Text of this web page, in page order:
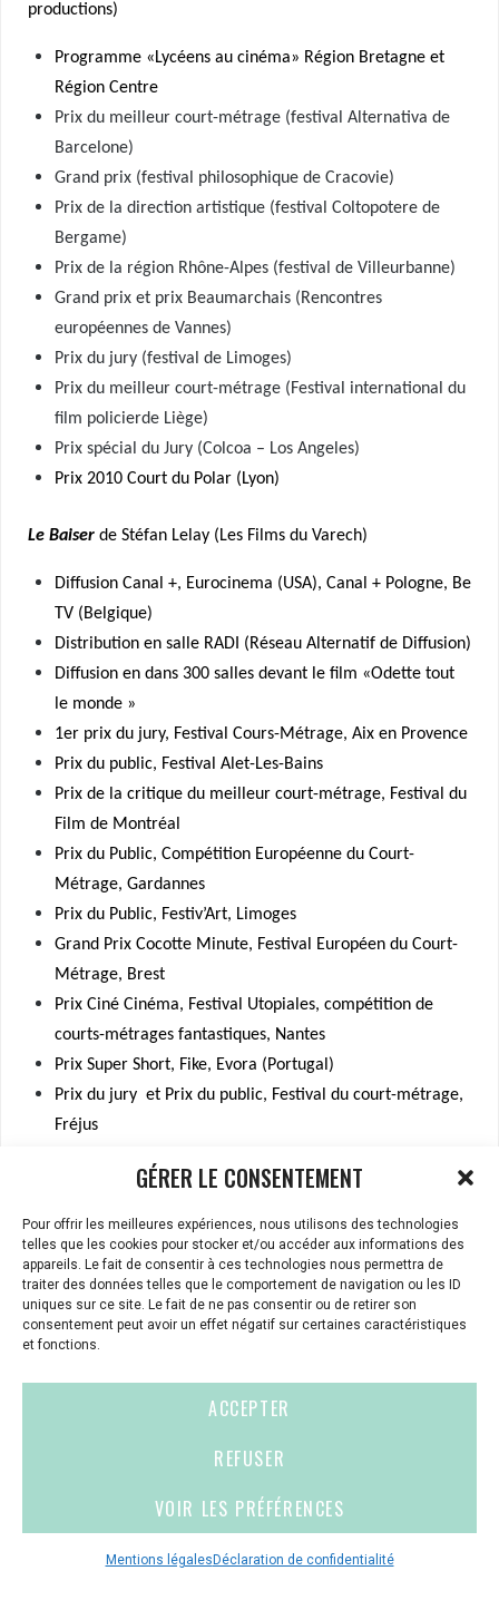
GÉRER LE CONSENTEMENT
Pour offrir les meilleures expériences, nous utilisons des technologies
telles que les cookies pour stocker et/ou accéder aux informations des
appareils. Le fait de consentir à ces technologies nous permettra de
traiter des données telles que le comportement de navigation ou les ID
uniques sur ce site. Le fait de ne pas consentir ou de retirer son
consentement peut avoir un effet négatif sur certaines caractéristiques
et fonctions.
ACCEPTER
REFUSER
VOIR LES PRÉFÉRENCES
Mentions légales Déclaration de confidentialité
productions)
Programme «Lycéens au cinéma» Région Bretagne et
Région Centre
Prix du meilleur court-métrage (festival Alternativa de
Barcelone)
Grand prix (festival philosophique de Cracovie)
Prix de la direction artistique (festival Coltopotere de
Bergame)
Prix de la région Rhône-Alpes (festival de Villeurbanne)
Grand prix et prix Beaumarchais (Rencontres
européennes de Vannes)
Prix du jury (festival de Limoges)
Prix du meilleur court-métrage (Festival international du
film policierde Liège)
Prix spécial du Jury (Colcoa – Los Angeles)
Prix 2010 Court du Polar (Lyon)
Le Baiser de Stéfan Lelay (Les Films du Varech)
Diffusion Canal +, Eurocinema (USA), Canal + Pologne, Be
TV (Belgique)
Distribution en salle RADI (Réseau Alternatif de Diffusion)
Diffusion en dans 300 salles devant le film «Odette tout
le monde »
1er prix du jury, Festival Cours-Métrage, Aix en Provence
Prix du public, Festival Alet-Les-Bains
Prix de la critique du meilleur court-métrage, Festival du
Film de Montréal
Prix du Public, Compétition Européenne du Court-
Métrage, Gardannes
Prix du Public, Festiv’Art, Limoges
Grand Prix Cocotte Minute, Festival Européen du Court-
Métrage, Brest
Prix Ciné Cinéma, Festival Utopiales, compétition de
courts-métrages fantastiques, Nantes
Prix Super Short, Fike, Evora (Portugal)
Prix du jury et Prix du public, Festival du court-métrage,
Fréjus
Prix du public, festival international de courts métrages
de Lille
Mention du jury. Festival Itinérances d’Ales
Prix du jury – Orange film court
Prix rencontres, festival du film numérique de Mantes La
Jolie
Grand prix, festival Black and White (Portugal)
de Stefan Lelay (Les films du varech)
Diffusion Canal +, Canal + Pologne, Espagne, Be TV